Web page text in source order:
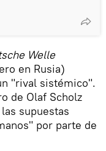
Welle
en Rusia)
"rival sistémico".
de Olaf Scholz
supuestas
por parte de